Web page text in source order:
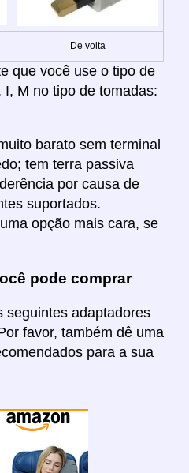
De volta
que você use o tipo de
I, M no tipo de tomadas:
barato sem terminal
tem terra passiva
por causa de
suportados.
opção mais cara, se
pode comprar
seguintes adaptadores
favor, também dê uma
para a sua